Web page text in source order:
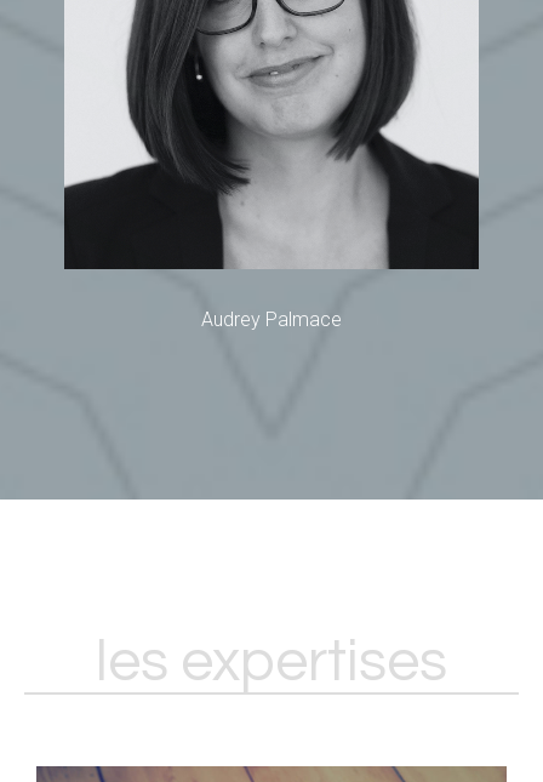
Audrey Palmace
les expertises